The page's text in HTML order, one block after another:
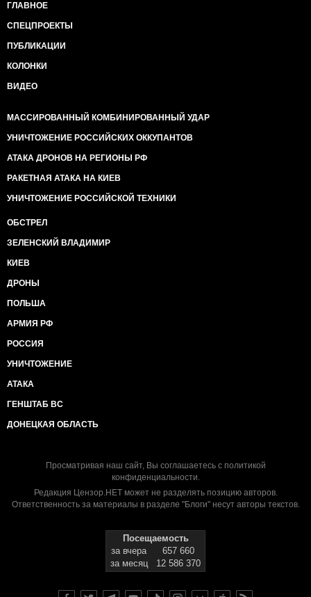
ГЛАВНОЕ
СПЕЦПРОЕКТЫ
ПУБЛИКАЦИИ
КОЛОНКИ
ВИДЕО
МАССИРОВАННЫЙ КОМБИНИРОВАННЫЙ УДАР
УНИЧТОЖЕНИЕ РОССИЙСКИХ ОККУПАНТОВ
АТАКА ДРОНОВ НА РЕГИОНЫ РФ
РАКЕТНАЯ АТАКА НА КИЕВ
УНИЧТОЖЕНИЕ РОССИЙСКОЙ ТЕХНИКИ
ОБСТРЕЛ
ЗЕЛЕНСКИЙ ВЛАДИМИР
КИЕВ
ДРОНЫ
ПОЛЬША
АРМИЯ РФ
РОССИЯ
УНИЧТОЖЕНИЕ
АТАКА
ГЕНШТАБ ВС
ДОНЕЦКАЯ ОБЛАСТЬ
Просматривая наш сайт, Вы соглашаетесь с политикой
конфиденциальности.
Редакция Цензор.НЕТ может не разделять позицию авторов.
Ответственность за материалы в разделе "Блоги" несут авторы текстов.
Посещаемость
за вчера
657 660
за месяц
12 586 370